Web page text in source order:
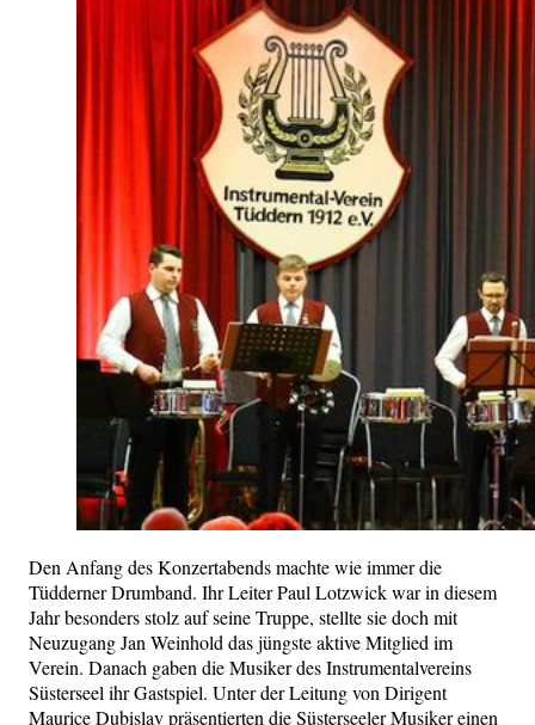
Den Anfang des Konzertabends machte wie immer die
Tüdderner Drumband. Ihr Leiter Paul Lotzwick war in diesem
Jahr besonders stolz auf seine Truppe, stellte sie doch mit
Neuzugang Jan Weinhold das jüngste aktive Mitglied im
Verein. Danach gaben die Musiker des Instrumentalvereins
Süsterseel ihr Gastspiel. Unter der Leitung von Dirigent
Maurice Dubislav präsentierten die Süsterseeler Musiker einen